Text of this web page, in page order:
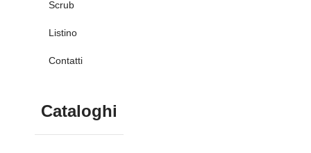
Scrub
Listino
Contatti
Cataloghi